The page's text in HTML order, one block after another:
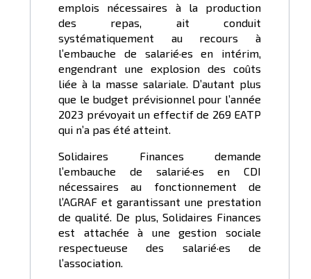
emplois nécessaires à la production
des repas, ait conduit
systématiquement au recours à
l’embauche de salarié·es en intérim,
engendrant une explosion des coûts
liée à la masse salariale. D’autant plus
que le budget prévisionnel pour l’année
2023 prévoyait un effectif de 269 EATP
qui n’a pas été atteint.
Solidaires Finances demande
l’embauche de salarié·es en CDI
nécessaires au fonctionnement de
l’AGRAF et garantissant une prestation
de qualité. De plus, Solidaires Finances
est attachée à une gestion sociale
respectueuse des salarié·es de
l’association.